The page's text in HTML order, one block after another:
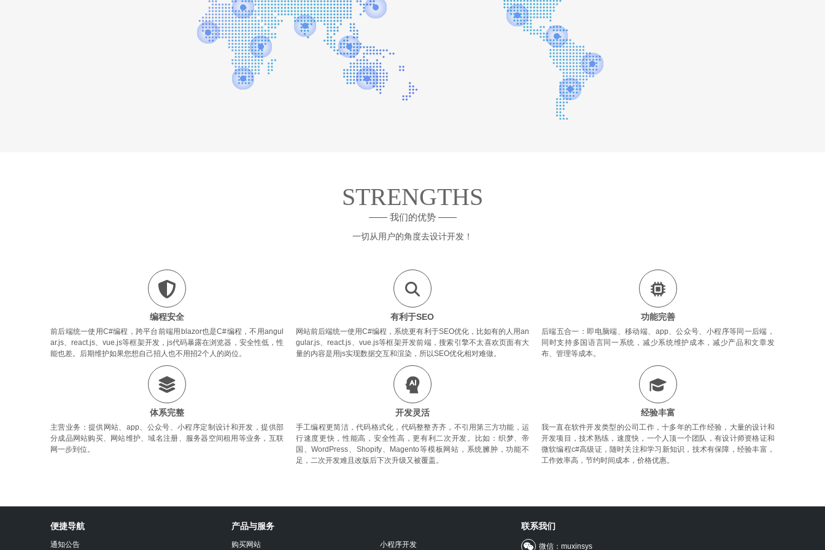
STRENGTHS
—— 我们的优势 ——
一切从用户的角度去设计开发！
编程安全
前后端统一使用C#编程，跨平台前端用blazor也是C#编程，不用angul
ar.js、react.js、vue.js等框架开发，js代码暴露在浏览器，安全性低，性
能也差。后期维护如果您想自己招人也不用招2个人的岗位。
有利于SEO
网站前后端统一使用C#编程，系统更有利于SEO优化，比如有的人用an
gular.js、react.js、vue.js等框架开发前端，搜索引擎不太喜欢页面有大
量的内容是用js实现数据交互和渲染，所以SEO优化相对难做。
功能完善
后端五合一：即电脑端、移动端、app、公众号、小程序等同一后端，
同时支持多国语言同一系统，减少系统维护成本，减少产品和文章发
布、管理等成本。
体系完整
主营业务：提供网站、app、公众号、小程序定制设计和开发，提供部
分成品网站购买、网站维护、域名注册、服务器空间租用等业务，互联
网一步到位。
开发灵活
手工编程更简洁，代码格式化，代码整整齐齐，不引用第三方功能，运
行速度更快，性能高，安全性高，更有利二次开发。比如：织梦、帝
国、WordPress、Shopify、Magento等模板网站，系统臃肿，功能不
足，二次开发难且改版后下次升级又被覆盖。
经验丰富
我一直在软件开发类型的公司工作，十多年的工作经验，大量的设计和
开发项目，技术熟练，速度快，一个人顶一个团队，有设计师资格证和
微软编程c#高级证，随时关注和学习新知识，技术有保障，经验丰富，
工作效率高，节约时间成本，价格优惠。
便捷导航
通知公告
产品与服务
购买网站 小程序开发
联系我们
微信：muxinsys